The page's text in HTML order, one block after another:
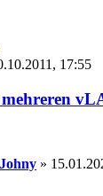
17:55
»